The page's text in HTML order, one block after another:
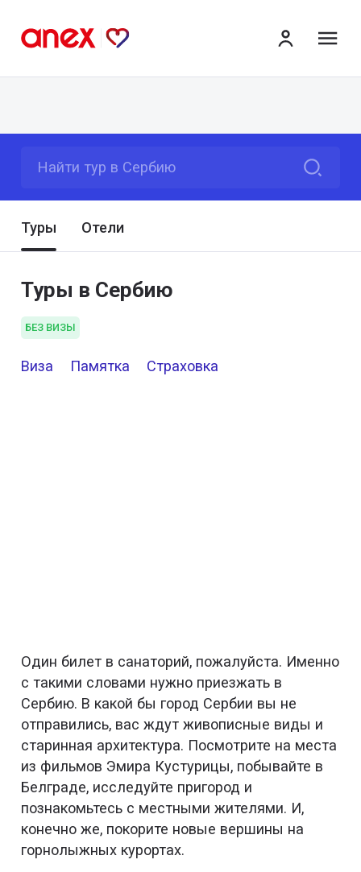
Найти тур в Сербию
Туры Отели
Туры в Сербию
БЕЗ ВИЗЫ
Виза Памятка Страховка
Один билет в санаторий, пожалуйста. Именно
с такими словами нужно приезжать в
Сербию. В какой бы город Сербии вы не
отправились, вас ждут живописные виды и
старинная архитектура. Посмотрите на места
из фильмов Эмира Кустурицы, побывайте в
Белграде, исследуйте пригород и
познакомьтесь с местными жителями. И,
конечно же, покорите новые вершины на
горнолыжных курортах.